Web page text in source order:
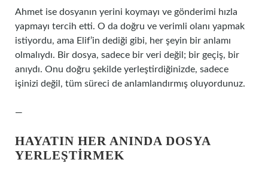
Ahmet ise dosyanın yerini koymayı ve gönderimi hızla
yapmayı tercih etti. O da doğru ve verimli olanı yapmak
istiyordu, ama Elif’in dediği gibi, her şeyin bir anlamı
olmalıydı. Bir dosya, sadece bir veri değil; bir geçiş, bir
anıydı. Onu doğru şekilde yerleştirdiğinizde, sadece
işinizi değil, tüm süreci de anlamlandırmış oluyordunuz.
—
HAYATIN HER ANINDA DOSYA
YERLEŞTIRMEK